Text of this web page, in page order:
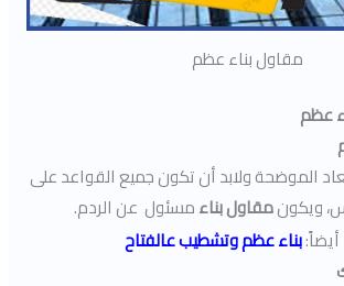
مقاول بناء عظم
عظم
الموضحة ولابد أن تكون جميع القواعد على
ويكونمقاول بناءمسئول عن الردم.
أيضاً:بناء عظم وتشطيب عالفتاح